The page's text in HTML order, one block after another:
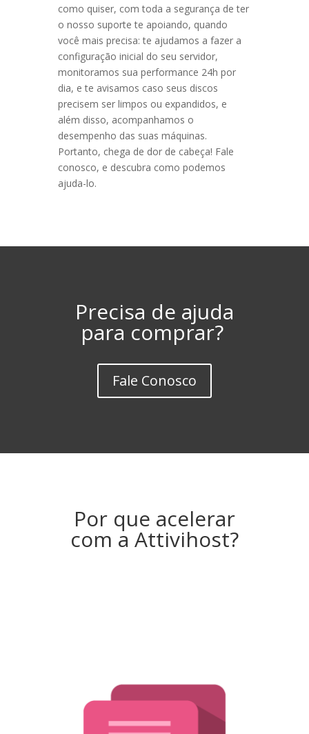
como quiser, com toda a segurança de ter
o nosso suporte te apoiando, quando
você mais precisa: te ajudamos a fazer a
configuração inicial do seu servidor,
monitoramos sua performance 24h por
dia, e te avisamos caso seus discos
precisem ser limpos ou expandidos, e
além disso, acompanhamos o
desempenho das suas máquinas.
Portanto, chega de dor de cabeça! Fale
conosco, e descubra como podemos
ajuda-lo.
Precisa de ajuda
para comprar?
Fale Conosco
Por que acelerar
com a Attivihost?